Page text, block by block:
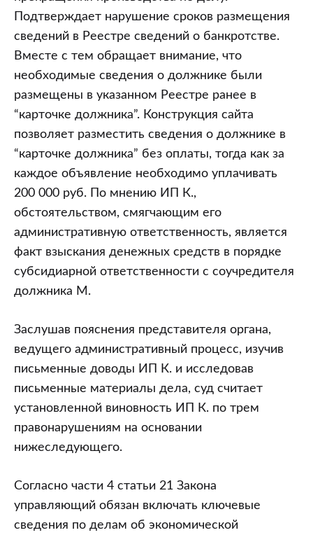
Подтверждает нарушение сроков размещения
сведений в Реестре сведений о банкротстве.
Вместе с тем обращает внимание, что
необходимые сведения о должнике были
размещены в указанном Реестре ранее в
“карточке должника”. Конструкция сайта
позволяет разместить сведения о должнике в
“карточке должника” без оплаты, тогда как за
каждое объявление необходимо уплачивать
200 000 руб. По мнению ИП К.,
обстоятельством, смягчающим его
административную ответственность, является
факт взыскания денежных средств в порядке
субсидиарной ответственности с соучредителя
должника М.
Заслушав пояснения представителя органа,
ведущего административный процесс, изучив
письменные доводы ИП К. и исследовав
письменные материалы дела, суд считает
установленной виновность ИП К. по трем
правонарушениям на основании
нижеследующего.
Согласно части 4 статьи 21 Закона
управляющий обязан включать ключевые
сведения по делам об экономической